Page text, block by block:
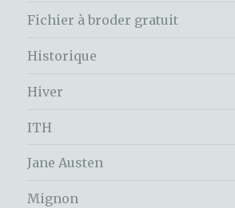
Fichier à broder gratuit
Historique
Hiver
ITH
Jane Austen
Mignon